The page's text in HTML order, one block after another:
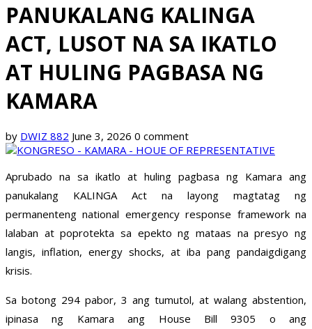
PANUKALANG KALINGA
ACT, LUSOT NA SA IKATLO
AT HULING PAGBASA NG
KAMARA
by DWIZ 882 June 3, 2026 0 comment
Aprubado na sa ikatlo at huling pagbasa ng Kamara ang
panukalang KALINGA Act na layong magtatag ng
permanenteng national emergency response framework na
lalaban at poprotekta sa epekto ng mataas na presyo ng
langis, inflation, energy shocks, at iba pang pandaigdigang
krisis.
Sa botong 294 pabor, 3 ang tumutol, at walang abstention,
ipinasa ng Kamara ang House Bill 9305 o ang